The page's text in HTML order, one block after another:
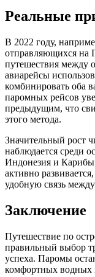
Реальные
В 2022 году,
отправляющихся на
путешествия между
авиарейсы
комбинировать оба
паромных рейсов
предыдущим, что
этого метода.
Значительный рост
наблюдается среди
Индонезия и
активно
удобную связь
Заключение
Путешествие по
правильный выбор
успеха. Паромы
комфортных водных